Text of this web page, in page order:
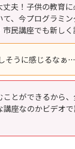
夫！子供の教育に
、今プログラミン
民講座でも新し
そうに感じるなぁ…
とができるから
座なのかビデオ